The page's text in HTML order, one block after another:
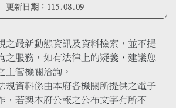
更新日期： 115.08.09
之最新動態資訊及資料檢索，並不提
之服務，如有法律上的疑義，建議您
主管機關洽詢。
規資料係由本府各機關所提供之電子
，若與本府公報之公布文字有所不